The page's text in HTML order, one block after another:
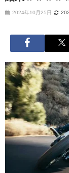
2024年10月25日